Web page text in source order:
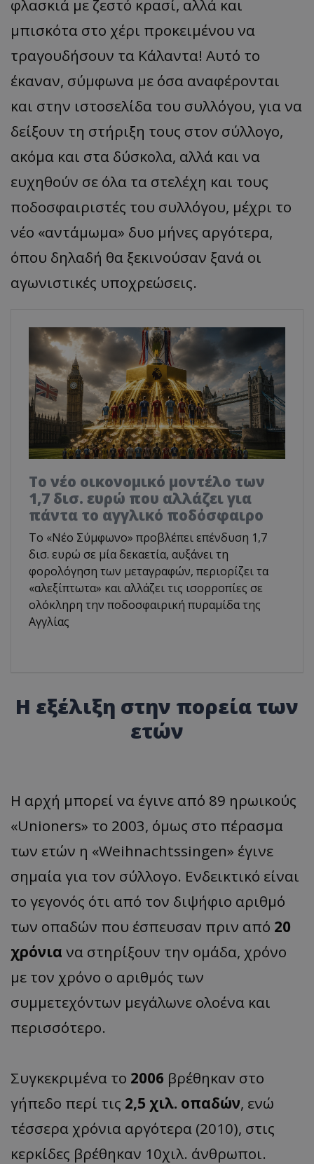
φλασκιά με ζεστό κρασί, αλλά και
μπισκότα στο χέρι προκειμένου να
τραγουδήσουν τα Κάλαντα! Αυτό το
έκαναν, σύμφωνα με όσα αναφέρονται
και στην ιστοσελίδα του συλλόγου, για να
δείξουν τη στήριξη τους στον σύλλογο,
ακόμα και στα δύσκολα, αλλά και να
ευχηθούν σε όλα τα στελέχη και τους
ποδοσφαιριστές του συλλόγου, μέχρι το
νέο «αντάμωμα» δυο μήνες αργότερα,
όπου δηλαδή θα ξεκινούσαν ξανά οι
αγωνιστικές υποχρεώσεις.
Το νέο οικονομικό μοντέλο των
1,7 δισ. ευρώ που αλλάζει για
πάντα το αγγλικό ποδόσφαιρο
Το «Νέο Σύμφωνο» προβλέπει επένδυση 1,7
δισ. ευρώ σε μία δεκαετία, αυξάνει τη
φορολόγηση των μεταγραφών, περιορίζει τα
«αλεξίπτωτα» και αλλάζει τις ισορροπίες σε
ολόκληρη την ποδοσφαιρική πυραμίδα της
Αγγλίας
Η εξέλιξη στην πορεία των
ετών
Η αρχή μπορεί να έγινε από 89 ηρωικούς
«Unioners» το 2003, όμως στο πέρασμα
των ετών η «Weihnachtssingen» έγινε
σημαία για τον σύλλογο. Ενδεικτικό είναι
το γεγονός ότι από τον διψήφιο αριθμό
των οπαδών που έσπευσαν πριν από 20
χρόνια να στηρίξουν την ομάδα, χρόνο
με τον χρόνο ο αριθμός των
συμμετεχόντων μεγάλωνε ολοένα και
περισσότερο.
Συγκεκριμένα το 2006 βρέθηκαν στο
γήπεδο περί τις 2,5 χιλ. οπαδών, ενώ
τέσσερα χρόνια αργότερα (2010), στις
κερκίδες βρέθηκαν 10χιλ. άνθρωποι.